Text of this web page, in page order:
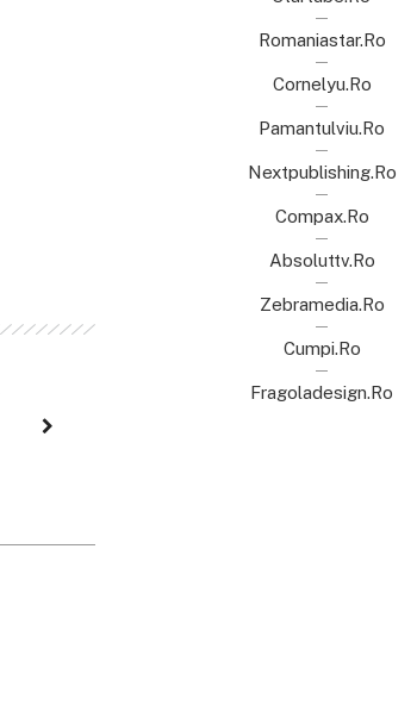
Romaniastar.ro
Cornelyu.ro
Pamantulviu.ro
Nextpublishing.ro
Compax.ro
Absoluttv.ro
Zebramedia.ro
Cumpi.ro
Fragoladesign.ro